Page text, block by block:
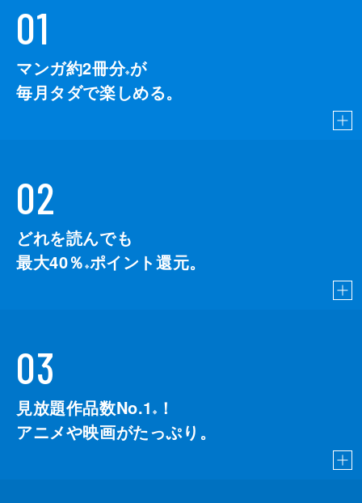
01
マンガ約2冊分※が
毎月タダで楽しめる。
02
どれを読んでも
最大40％ ※ポイント還元。
03
見放題作品数No.1 ※
！
アニメや映画がたっぷり。